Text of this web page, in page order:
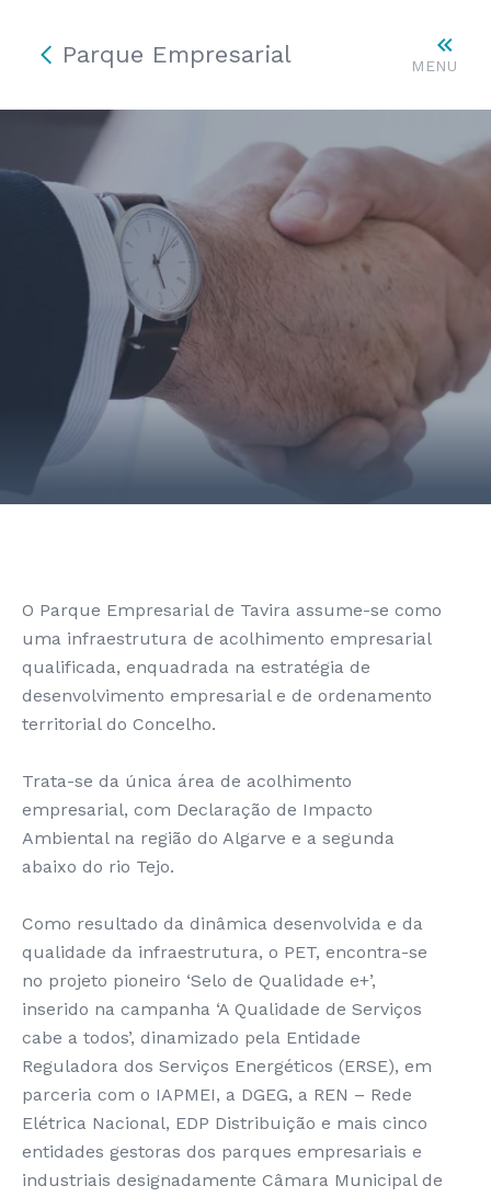
MENU
Parque Empresarial
O Parque Empresarial de Tavira assume-se como
uma infraestrutura de acolhimento empresarial
qualificada, enquadrada na estratégia de
desenvolvimento empresarial e de ordenamento
territorial do Concelho.
Trata-se da única área de acolhimento
empresarial, com Declaração de Impacto
Ambiental na região do Algarve e a segunda
abaixo do rio Tejo.
Como resultado da dinâmica desenvolvida e da
qualidade da infraestrutura, o PET, encontra-se
no projeto pioneiro ‘Selo de Qualidade e+’,
inserido na campanha ‘A Qualidade de Serviços
cabe a todos’, dinamizado pela Entidade
Reguladora dos Serviços Energéticos (ERSE), em
parceria com o IAPMEI, a DGEG, a REN – Rede
Elétrica Nacional, EDP Distribuição e mais cinco
entidades gestoras dos parques empresariais e
industriais designadamente Câmara Municipal de